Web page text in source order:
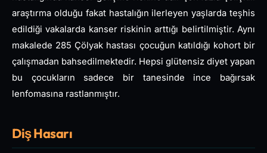
araştırma olduğu fakat hastalığın ilerleyen yaşlarda teşhis
edildiği vakalarda kanser riskinin arttığı belirtilmiştir. Aynı
makalede 285 Çölyak hastası çocuğun katıldığı kohort bir
çalışmadan bahsedilmektedir. Hepsi glütensiz diyet yapan
bu çocukların sadece bir tanesinde ince bağırsak
lenfomasına rastlanmıştır.
Diş Hasarı